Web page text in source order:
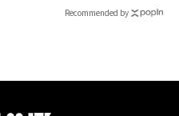
Recommended by